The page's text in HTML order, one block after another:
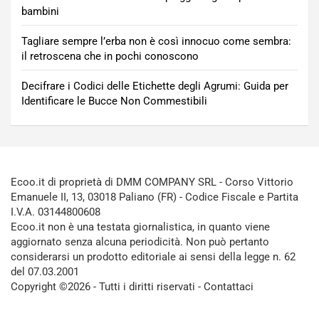
bambini
Tagliare sempre l’erba non è così innocuo come sembra:
il retroscena che in pochi conoscono
Decifrare i Codici delle Etichette degli Agrumi: Guida per
Identificare le Bucce Non Commestibili
Ecoo.it di proprietà di DMM COMPANY SRL - Corso Vittorio
Emanuele II, 13, 03018 Paliano (FR) - Codice Fiscale e Partita
I.V.A. 03144800608
Ecoo.it non è una testata giornalistica, in quanto viene
aggiornato senza alcuna periodicità. Non può pertanto
considerarsi un prodotto editoriale ai sensi della legge n. 62
del 07.03.2001
Copyright ©2026 - Tutti i diritti riservati - Contattaci